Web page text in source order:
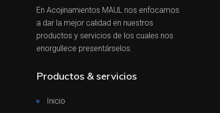
En Acojinamientos MAUL nos enfocamos
a dar la mejor calidad en nuestros
productos y servicios de los cuales nos
enorgullece presentárselos.
Productos & servicios
Inicio